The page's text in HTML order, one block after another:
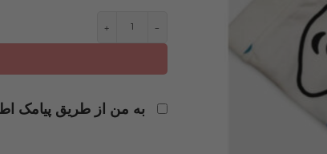
ست بلوز شلوار نخی برند
به من از طریق پیامک